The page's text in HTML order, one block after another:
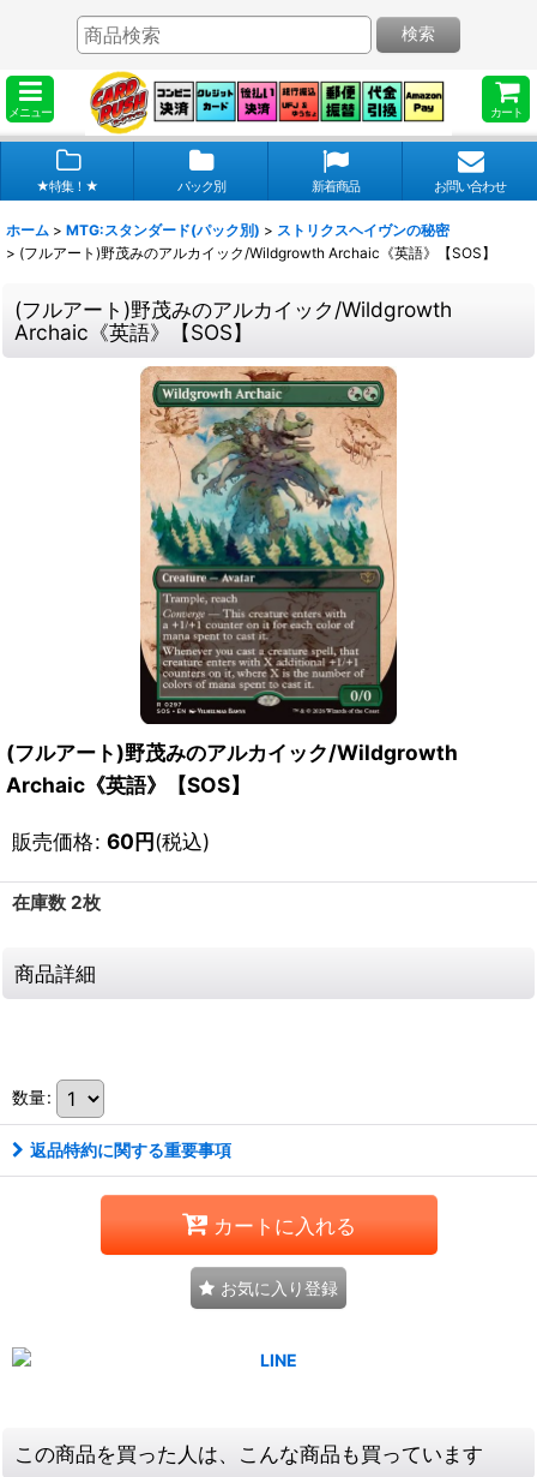
メニュー カート
検索
★特集！★ パック別 新着商品 お問い合わせ
ホーム > MTG:スタンダード(パック別) > ストリクスヘイヴンの秘密
> (フルアート)野茂みのアルカイック/Wildgrowth Archaic《英語》【SOS】
(フルアート)野茂みのアルカイック/Wildgrowth
Archaic《英語》【SOS】
(フルアート)野茂みのアルカイック/Wildgrowth
Archaic《英語》【SOS】
販売価格: 60円(税込)
在庫数 2枚
商品詳細
数量:
返品特約に関する重要事項
カートに入れる
お気に入り登録
この商品を買った人は、こんな商品も買っています